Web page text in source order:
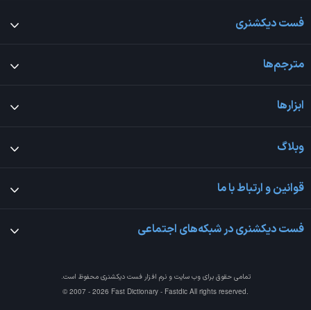
فست دیکشنری
مترجم‌ها
ابزارها
وبلاگ
قوانین و ارتباط با ما
فست دیکشنری در شبکه‌های اجتماعی
تمامی حقوق برای وب سایت و نرم افزارفست دیکشنری محفوظ است.
© 2007 - 2026 Fast Dictionary - Fastdic All rights reserved.